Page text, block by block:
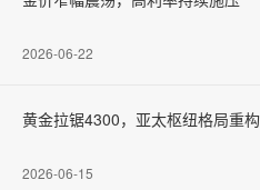
2026-06-22
黄金拉锯4300，亚太枢纽格局重构
2026-06-15